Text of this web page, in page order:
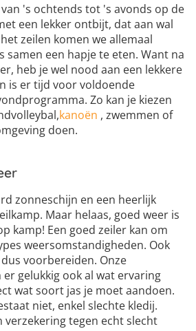
's ochtends tot 's avonds op de
een lekker ontbijt, dat aan wal
zeilen komen we allemaal
samen een hapje te eten. Want na
heb je wel nood aan een lekkere
is er tijd voor voldoende
Zo kan je kiezen
kanoën , zwemmen of
doen.
zonneschijn en een heerlijk
Maar helaas, goed weer is
kamp! Een goed zeiler kan om
weersomstandigheden. Ook
voorbereiden. Onze
gelukkig ook al wat ervaring
wat soort jas je moet aandoen.
niet, enkel slechte kledij.
verzekering tegen echt slecht